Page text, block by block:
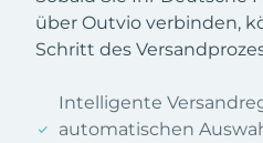
über Outvio verbinden,
Schritt des
Intelligente
automatischen